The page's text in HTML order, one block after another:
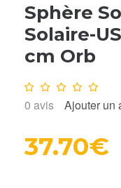
Sphère
Solaire-
cm Orb
Note : 0/10
0 avis Ajouter un
37.70€